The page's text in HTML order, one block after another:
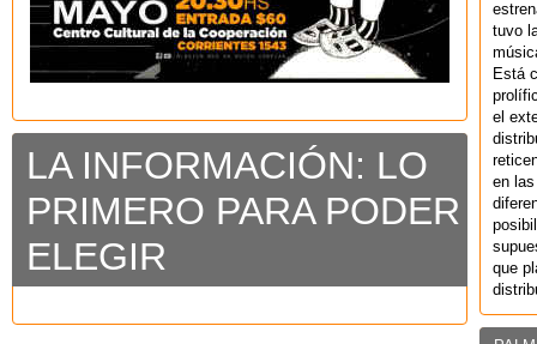
LA INFORMACIÓN: LO
PRIMERO PARA PODER
ELEGIR
tuvo
Está
el
en
que